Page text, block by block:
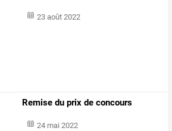
23 août 2022
Remise du prix de concours
24 mai 2022